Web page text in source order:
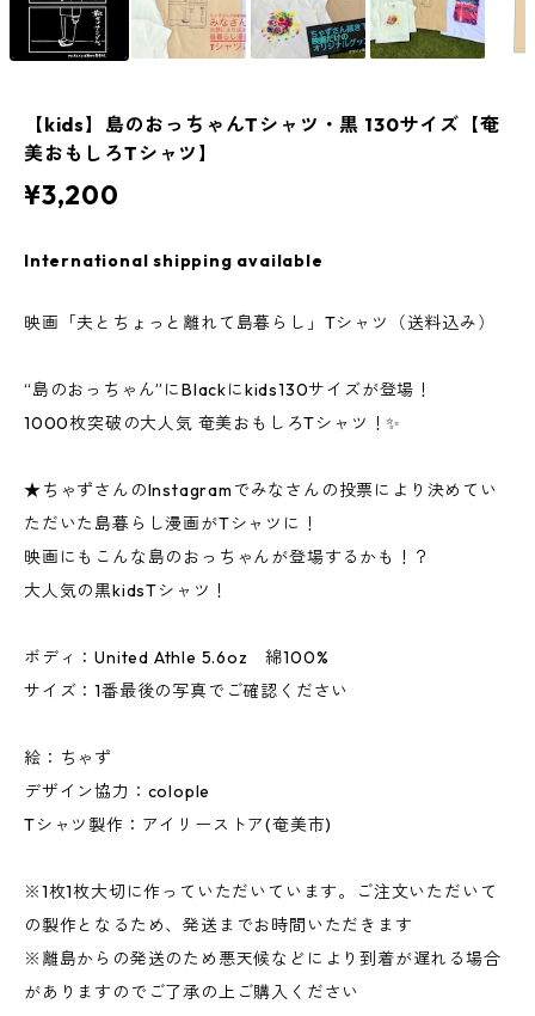
【kids】島のおっちゃんTシャツ・黒 130サイズ【奄
美おもしろTシャツ】
¥3,200
International shipping available
映画「夫とちょっと離れて島暮らし」Tシャツ（送料込み）
“島のおっちゃん”にBlackにkids130サイズが登場！
1000枚突破の大人気 奄美おもしろTシャツ！✨
★ちゃずさんのInstagramでみなさんの投票により決めてい
ただいた島暮らし漫画がTシャツに！
映画にもこんな島のおっちゃんが登場するかも！？
大人気の黒kidsTシャツ！
ボディ：United Athle 5.6oz 綿100%
サイズ：1番最後の写真でご確認ください
絵：ちゃず
デザイン協力：colople
Tシャツ製作：アイリーストア(奄美市)
※1枚1枚大切に作っていただいています。ご注文いただいて
の製作となるため、発送までお時間いただきます
※離島からの発送のため悪天候などにより到着が遅れる場合
がありますのでご了承の上ご購入ください